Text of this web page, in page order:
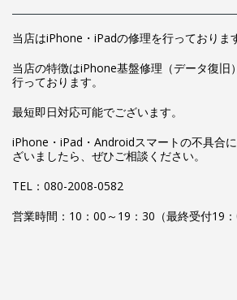
当店はiPhone・iPadの修理を行っておりま
当店の特徴はiPhone基盤修理（データ復旧
行っております。
最短即日対応可能でございます。
iPhone・iPad・Androidスマートの不具合
ざいましたら、ぜひご相談ください。
TEL：080-2008-0582
営業時間：10：00～19：30（最終受付19：